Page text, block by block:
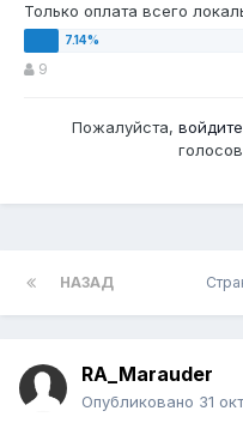
Только оплата всего
9
Пожалуйста, войдите
НАЗАД
RA_Marauder
Опубликовано 31